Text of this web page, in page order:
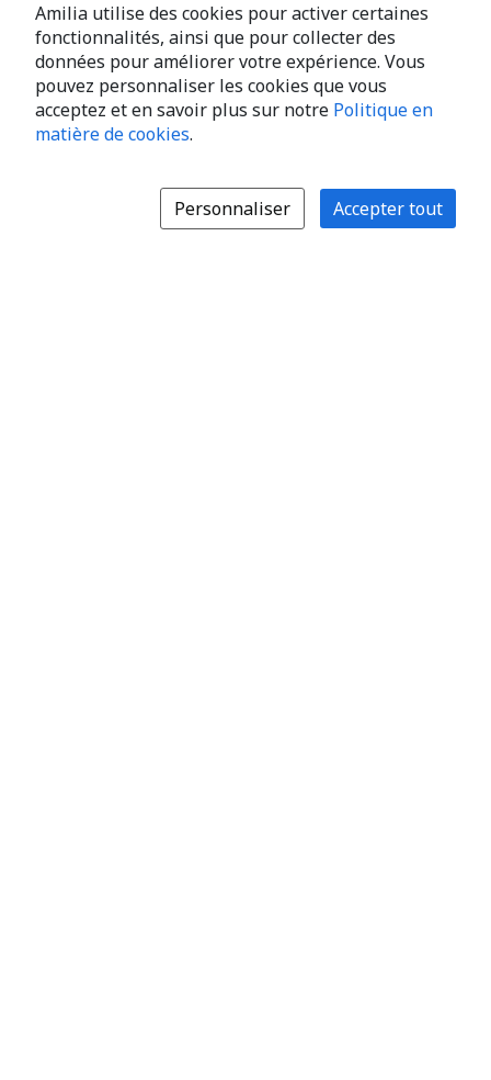
Amilia utilise des cookies pour activer certaines
fonctionnalités, ainsi que pour collecter des
données pour améliorer votre expérience. Vous
pouvez personnaliser les cookies que vous
acceptez et en savoir plus sur notre Politique en
matière de cookies.
Personnaliser Accepter tout